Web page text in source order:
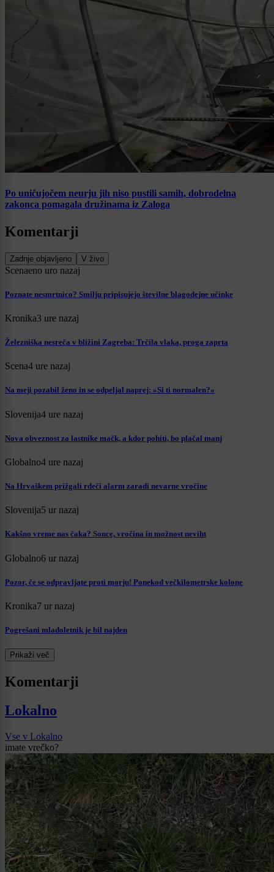
Po uničujočem neurju jih niso pustili samih, dobrodelna
zakonca pomagala družinama iz Zaloga
Komentarji
Zadnje objavljeno V živo
Scenaeno uro nazaj
Poznate nesmrtnico? Smilju pripisujejo številne blagodejne učinke
Kronika3 ure nazaj
Železniška nesreča v bližini Zagreba: Trčila vlaka, proga zaprta
Scena4 ure nazaj
Na meji pozabil ženo in se odpeljal naprej: »Si ti normalen?«
Slovenija4 ure nazaj
Nova obveznost za lastnike mačk, a kdor pohiti, bo plačal manj
Globalno4 ure nazaj
Na Hrvaškem prižgali rdeči alarm zaradi nevarne vročine
Slovenija5 ur nazaj
Kakšno vreme nas čaka? Sonce, vročina in možnost neviht
Globalno6 ur nazaj
Pozor, če se odpravljate proti morju! Ponekod večkilometrske kolone
Kronika7 ur nazaj
Pogrešani mladoletnik je bil najden
Prikaži več
Komentarji
Lokalno
Vse v Lokalno
imate vrečko?